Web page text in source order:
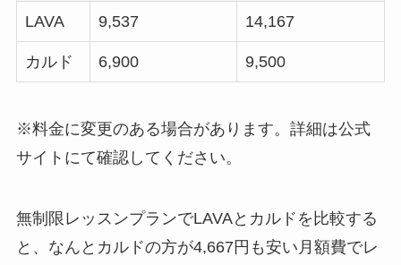
LAVA 9,537 14,167
カルド 6,900 9,500
※料金に変更のある場合があります。詳細は公式
サイトにて確認してください。
無制限レッスンプランでLAVAとカルドを比較する
と、なんと カルドの方が4,667円も安い月額費でレ